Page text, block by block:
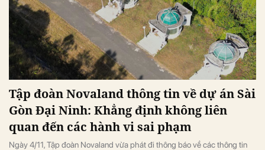
Tập đoàn Novaland thông tin về dự án Sài
Gòn Đại Ninh: Khẳng định không liên
quan đến các hành vi sai phạm
Ngày 4/11, Tập đoàn Novaland vừa phát đi thông báo về các thông tin